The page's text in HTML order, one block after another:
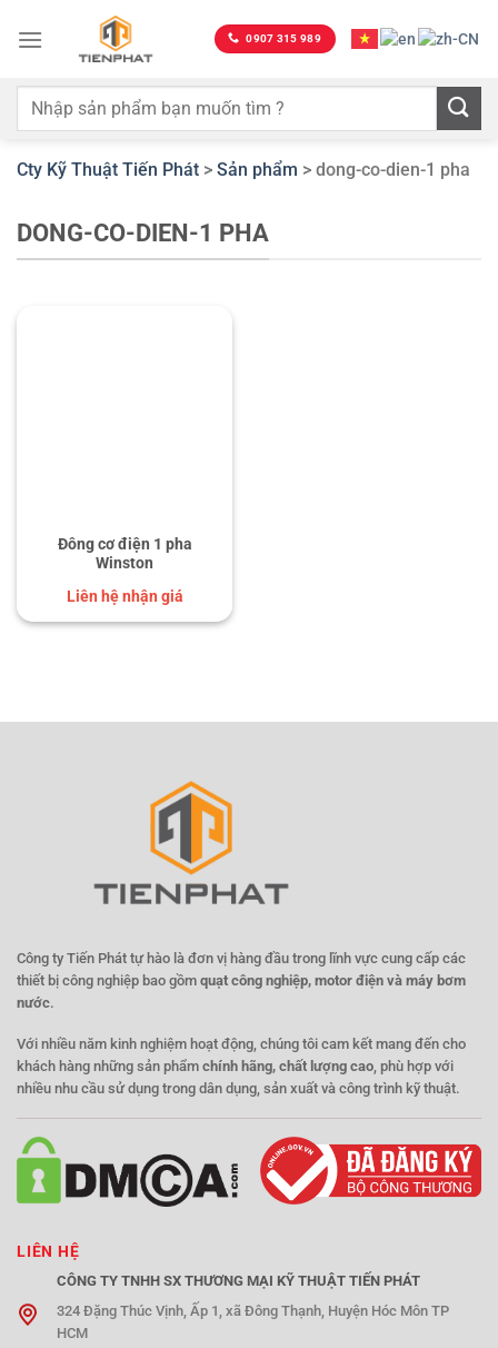
qua
dung
0907 315 989
Cty Kỹ Thuật Tiến Phát > Sản phẩm > dong-co-dien-1 pha
DONG-CO-DIEN-1 PHA
Đông cơ điện 1 pha
Winston
Liên hệ nhận giá
Công ty Tiến Phát tự hào là đơn vị hàng đầu trong lĩnh vực cung cấp các
thiết bị công nghiệp bao gồm quạt công nghiệp, motor điện và máy bơm
nước.
Với nhiều năm kinh nghiệm hoạt động, chúng tôi cam kết mang đến cho
khách hàng những sản phẩm chính hãng, chất lượng cao , phù hợp với
nhiều nhu cầu sử dụng trong dân dụng, sản xuất và công trình kỹ thuật.
LIÊN HỆ
CÔNG TY TNHH SX THƯƠNG MẠI KỸ THUẬT TIẾN PHÁT
324 Đặng Thúc Vịnh, Ấp 1, xã Đông Thạnh, Huyện Hóc Môn TP
HCM